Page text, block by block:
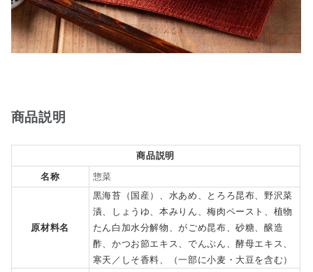
商品説明
商品説明
名称
惣菜
原材料名
黒海苔（国産）、水あめ、とろろ昆布、野沢菜
漬、しょうゆ、本みりん、梅肉ペースト、植物
たん白加水分解物、がごめ昆布、砂糖、醸造
酢、かつお節エキス、でんぷん、酵母エキス、
寒天／しそ香料、（一部に小麦・大豆を含む）